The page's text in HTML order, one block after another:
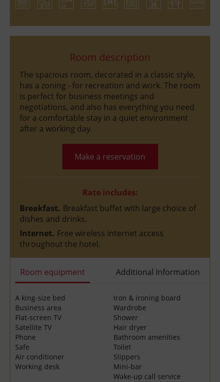
Room description
The spacious room, decorated in a classic style,
has a zoning - for recreation and work. The room
is perfect for business meetings and
negotiations, and also has everything you need
for a comfortable stay in a quiet environment
after a working day.
Make a reservation
Rate includes:
Breakfast. Breakfast buffet with large choice of
dishes and drinks.
Internet. Free wireless internet access
throughout the hotel.
Room equipment Additional Information
A king-size bed
Business area
Flat-screen TV
Satellite TV
Phone
Safe
Air conditioner
Working desk
Iron & ironing board
Wardrobe
Shower
Hair dryer
Bathroom amenities
Toilet
Slippers
Mini-bar
Wake-up call service